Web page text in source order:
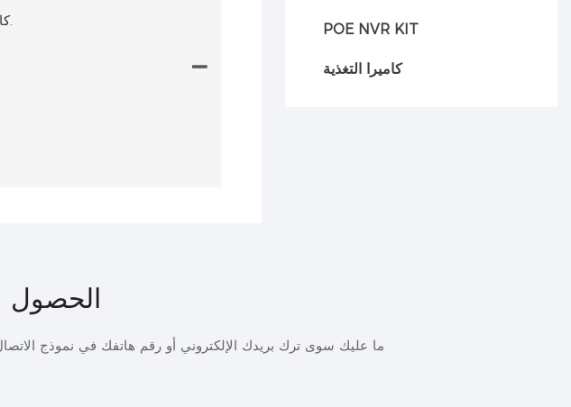
كاميرات مزدوجة بتغطية فائقة الاتساع بزاوية 190 درجة - أوسع بنسبة 30٪ من طرازات 160 درجة.
POE NVR KIT
كاميرا التغذية
الحصول
ما عليك سوى ترك بريدك الإلكتروني أو رقم هاتفك في نموذج